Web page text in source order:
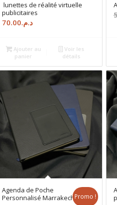
lunettes de réalité virtuelle
publicitaires
د.م.70.00
Ajouter au
panier
Voir les
détails
Agenda de Poche
Personnalisé MarrakechPromo !